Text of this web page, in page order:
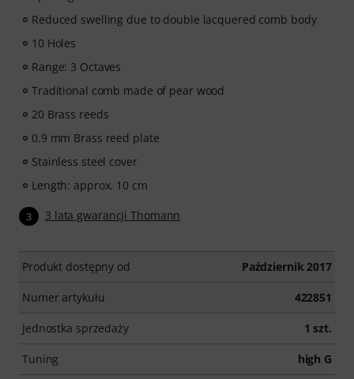
Reduced swelling due to double lacquered comb body
10 Holes
Range: 3 Octaves
Traditional comb made of pear wood
20 Brass reeds
0.9 mm Brass reed plate
Stainless steel cover
Length: approx. 10 cm
3 3 lata gwarancji Thomann
Produkt dostępny od Październik 2017
Numer artykułu 422851
Jednostka sprzedaży 1 szt.
Tuning high G